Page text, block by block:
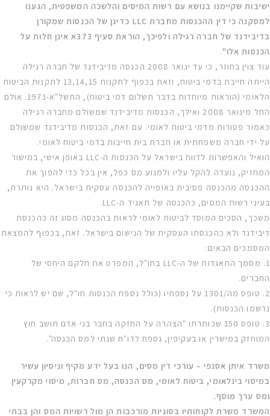
ישיבות שקיימנו בנושא עם רשות המיסים והלשכה המשפטית, הגענו
למסקנה כי דין ההכנסות מחברת LLC כדינן של הכנסות שמקורן
בדיבידנד של חברה רגילה ולפיכך, הוראת סעיף 373א אינן חלות על
הכנסות אלו".
עוד צוין בחוזר, כי עד ינואר 2008 הכנסה מדיבידנד של חברה רגילה
הייתה חייבת בדמי ביטוח, וזאת בכפוף לתקנות 13,14,15 לתקנות הביטוח
הלאומי (הוראות מיוחדות בדבר תשלום דמי ביטוח), התשל"א-1971. אולם
החל מינואר 2008 ואילך, הכנסות מדיבידנד שמשולם מחברה רגילה
כאמור פטורות מדמי ביטוח לאומי. עם זאת, הכנסות מדיבידנד שמשולם
על ידי חברה משפחתית או חברת בית חייבות בדמי ביטוח לאומי.
הואיל והאפשרות לדווח בישראל על הכנסות ה-LLC באופן אישי, במישור
המחזיק, נועדה להקל עליו ולמנוע מס כפל, אין בכל כדי להפוך את
ההכנסה מהכנסה פסיבית באופייה להכנסה עסקית בישראל. היא נותרת,
בעיני רשות המסים, כהכנסה של תאגיד ה-LLC.
משכך, הסכים המוסד לביטוח לאומי לראות בהכנסה מסוג זה כהכנסת
דיבידנד ולא כהכנסתו העסקית של הנישום בישראל. זאת, בכפוף להמצאת
המסמכים הבאים:
1. מסמך התאגדות של ה-LLC בחו"ל, המפרט את חלקם היחסי של
החברים.
2. טופס מה/1301 על נספחיו (כולל נספח הכנסות חו"ל, שם יש לראות כי
נרשמו הכנסות).
3. טופס 150 שכותרתו "הצהרה על החזקה בחבר בני אדם תושב חוץ
המוחזק במישרין או בעקיפין, נספח לדו"ח שנתי למס הכנסה".
משרד איתן אסנפי – עורכי דין מסים, הנו בעל ידע מקיף וניסיון עשיר
במיסוי בינלאומי, ביטוח לאומי, מס הכנסה, מס חברות, מיסוי מקרקעין
ומס ערך מוסף.
המשרד משרת לקוחותיו בסוגיות מורכבות הן מול רשויות המס והן בבתי